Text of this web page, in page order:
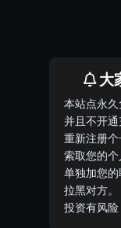
大
本站点永久
并且不开
重新注册
索取您的
单独加您
拉黑对方
投资有风